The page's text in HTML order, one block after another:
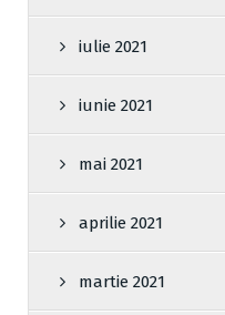
iulie 2021
iunie 2021
mai 2021
aprilie 2021
martie 2021